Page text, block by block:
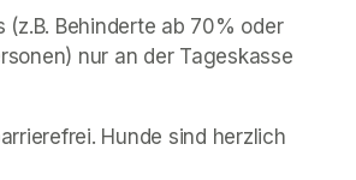
(z.B. Behinderte ab 70% oder
nur an der Tageskasse
Hunde sind herzlich